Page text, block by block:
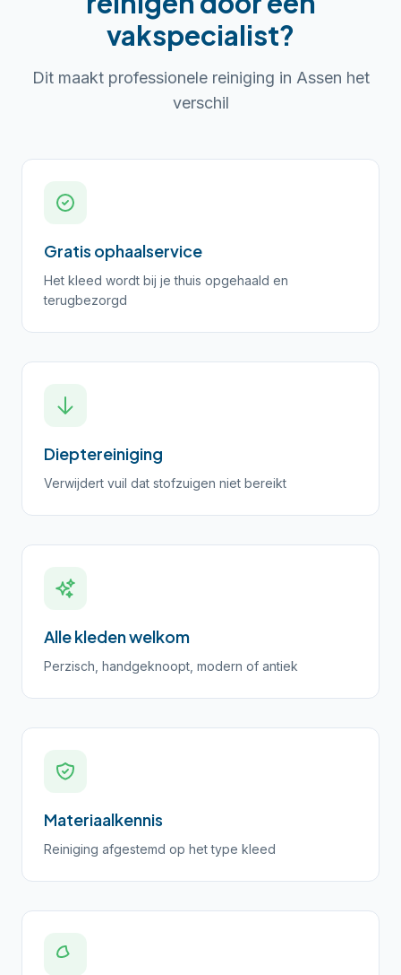
vakspecialist?
Dit maakt professionele reiniging in Assen het
verschil
Gratis ophaalservice
Het kleed wordt bij je thuis opgehaald en
terugbezorgd
Dieptereiniging
Verwijdert vuil dat stofzuigen niet bereikt
Alle kleden welkom
Perzisch, handgeknoopt, modern of antiek
Materiaalkennis
Reiniging afgestemd op het type kleed